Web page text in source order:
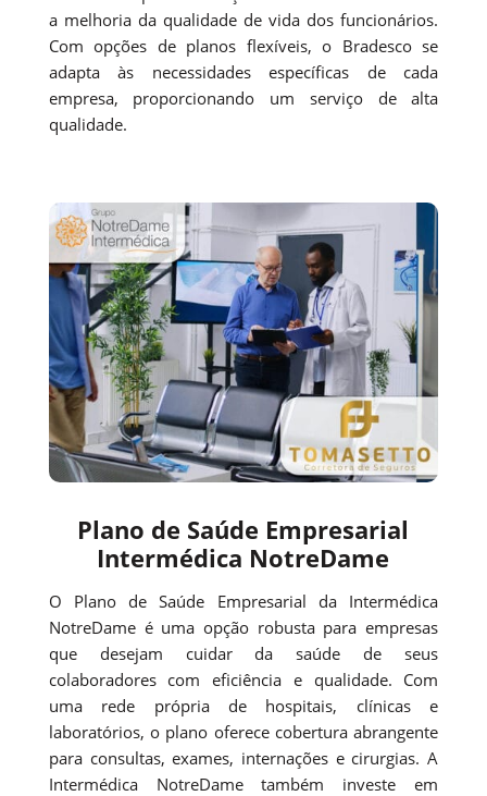
a melhoria da qualidade de vida dos funcionários.
Com opções de planos flexíveis, o Bradesco se
adapta às necessidades específicas de cada
empresa, proporcionando um serviço de alta
qualidade.
Plano de Saúde Empresarial
Intermédica NotreDame
O Plano de Saúde Empresarial da Intermédica
NotreDame é uma opção robusta para empresas
que desejam cuidar da saúde de seus
colaboradores com eficiência e qualidade. Com
uma rede própria de hospitais, clínicas e
laboratórios, o plano oferece cobertura abrangente
para consultas, exames, internações e cirurgias. A
Intermédica NotreDame também investe em